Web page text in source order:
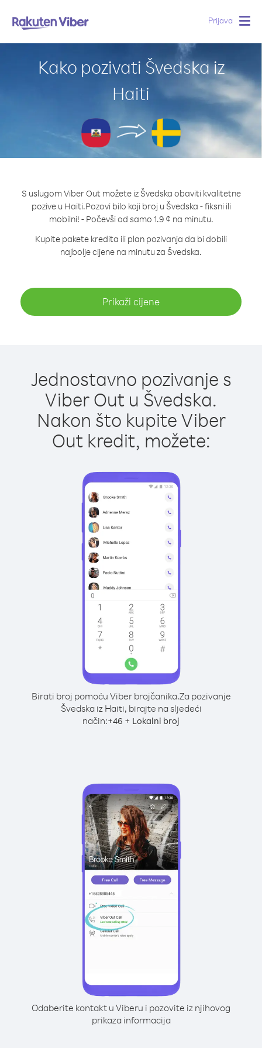
Prijava
Kako pozivati Švedska iz
Haiti
S uslugom Viber Out možete iz Švedska obaviti kvalitetne
pozive u Haiti.Pozovi bilo koji broj u Švedska - fiksni ili
mobilni! - Počevši od samo 1.9 ¢ na minutu.
Kupite pakete kredita ili plan pozivanja da bi dobili
najbolje cijene na minutu za Švedska.
Prikaži cijene
Jednostavno pozivanje s
Viber Out u Švedska.
Nakon što kupite Viber
Out kredit, možete:
Birati broj pomoću Viber brojčanika.Za pozivanje
Švedska iz Haiti, birajte na sljedeći
način:+46 + Lokalni broj
Odaberite kontakt u Viberu i pozovite iz njihovog
prikaza informacija